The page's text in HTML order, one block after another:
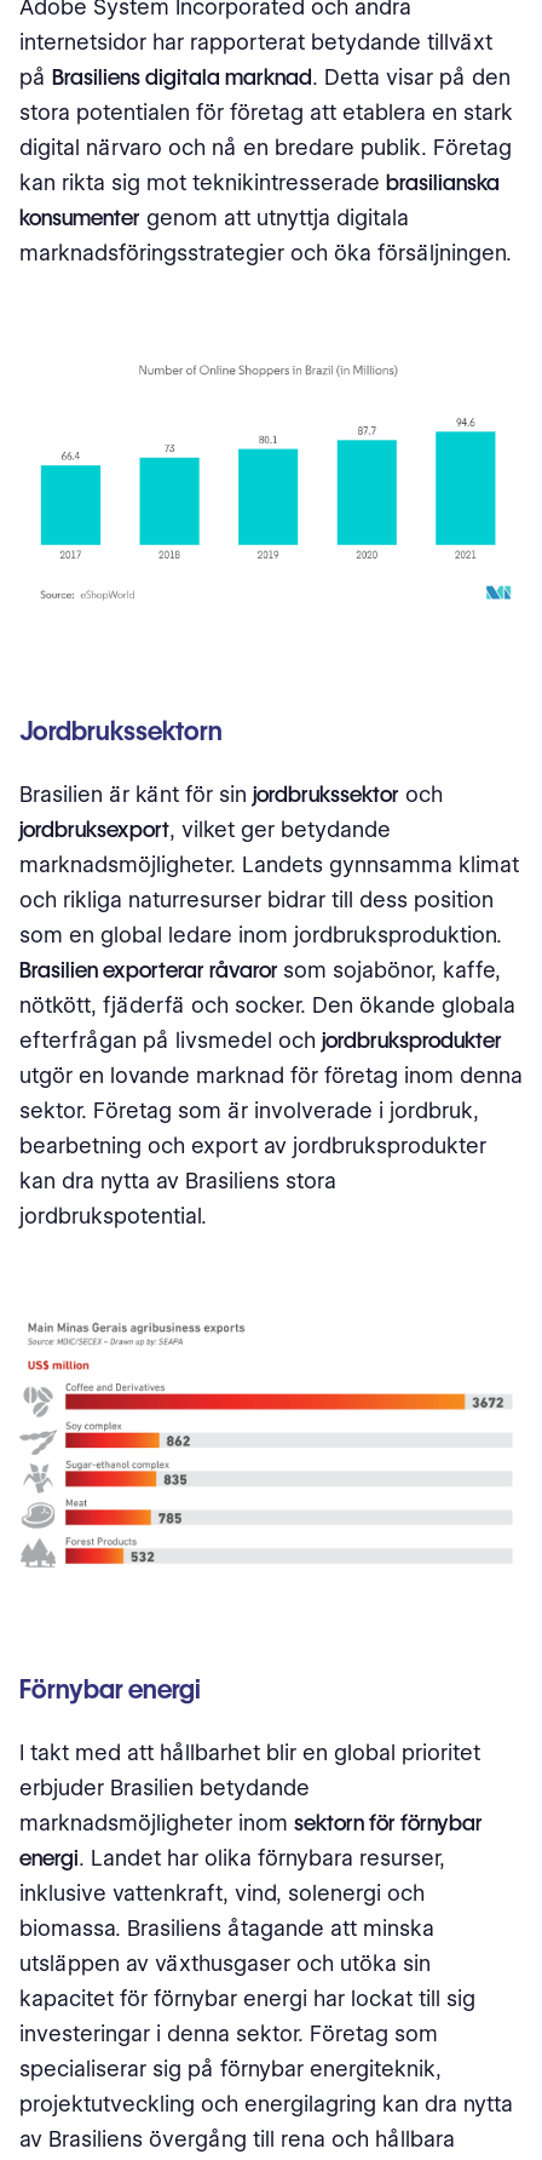
Adobe System Incorporated och andra
internetsidor har rapporterat betydande tillväxt
på Brasiliens digitala marknad. Detta visar på den
stora potentialen för företag att etablera en stark
digital närvaro och nå en bredare publik. Företag
kan rikta sig mot teknikintresserade brasilianska
konsumenter genom att utnyttja digitala
marknadsföringsstrategier och öka försäljningen.
Jordbrukssektorn
Brasilien är känt för sin jordbrukssektor och
jordbruksexport, vilket ger betydande
marknadsmöjligheter. Landets gynnsamma klimat
och rikliga naturresurser bidrar till dess position
som en global ledare inom jordbruksproduktion.
Brasilien exporterar råvaror som sojabönor, kaffe,
nötkött, fjäderfä och socker. Den ökande globala
efterfrågan på livsmedel och jordbruksprodukter
utgör en lovande marknad för företag inom denna
sektor. Företag som är involverade i jordbruk,
bearbetning och export av jordbruksprodukter
kan dra nytta av Brasiliens stora
jordbrukspotential.
Förnybar energi
I takt med att hållbarhet blir en global prioritet
erbjuder Brasilien betydande
marknadsmöjligheter inom sektorn för förnybar
energi. Landet har olika förnybara resurser,
inklusive vattenkraft, vind, solenergi och
biomassa. Brasiliens åtagande att minska
utsläppen av växthusgaser och utöka sin
kapacitet för förnybar energi har lockat till sig
investeringar i denna sektor. Företag som
specialiserar sig på förnybar energiteknik,
projektutveckling och energilagring kan dra nytta
av Brasiliens övergång till rena och hållbara